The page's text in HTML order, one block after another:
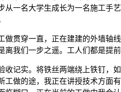
从一名大学生成长为一名施工
穿一直，正在建建的外墙轴
我们一步之遥。工人们都是提
实。将铁丝两端绕上铁钉，
做的途，我正在讲授技术方